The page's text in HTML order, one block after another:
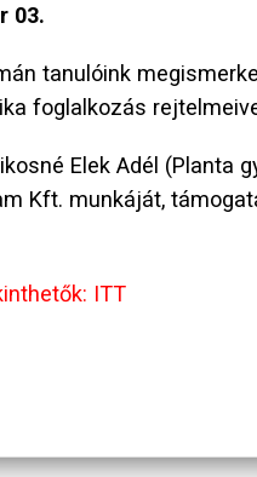
03.
tanulóink
foglalkozás
Elek Adél (Planta
Kft. munkáját,
ITT